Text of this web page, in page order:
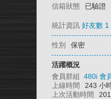
信箱狀態
已驗證
統計資訊 好友數 1
性別 保密
活躍概況
會員群組 480i 會
上線時間
243 小
上次活動時間